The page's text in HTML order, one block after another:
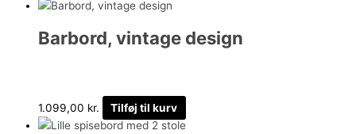
Barbord, vintage design
1.099,00 kr. Tilføj til kurv